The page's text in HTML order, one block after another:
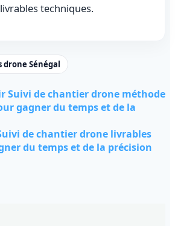
techniques.
drone Sénégal
Suivi de chantier drone méthode
gagner du temps et de la
de chantier drone livrables
du temps et de la précision